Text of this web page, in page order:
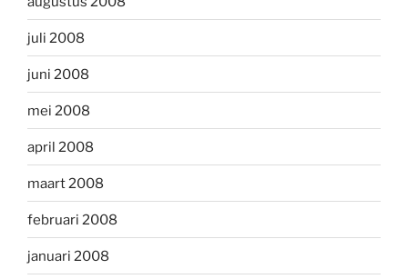
juli 2008
juni 2008
mei 2008
april 2008
maart 2008
februari 2008
januari 2008